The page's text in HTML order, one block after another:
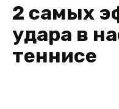
2 самых
удара в
теннисе